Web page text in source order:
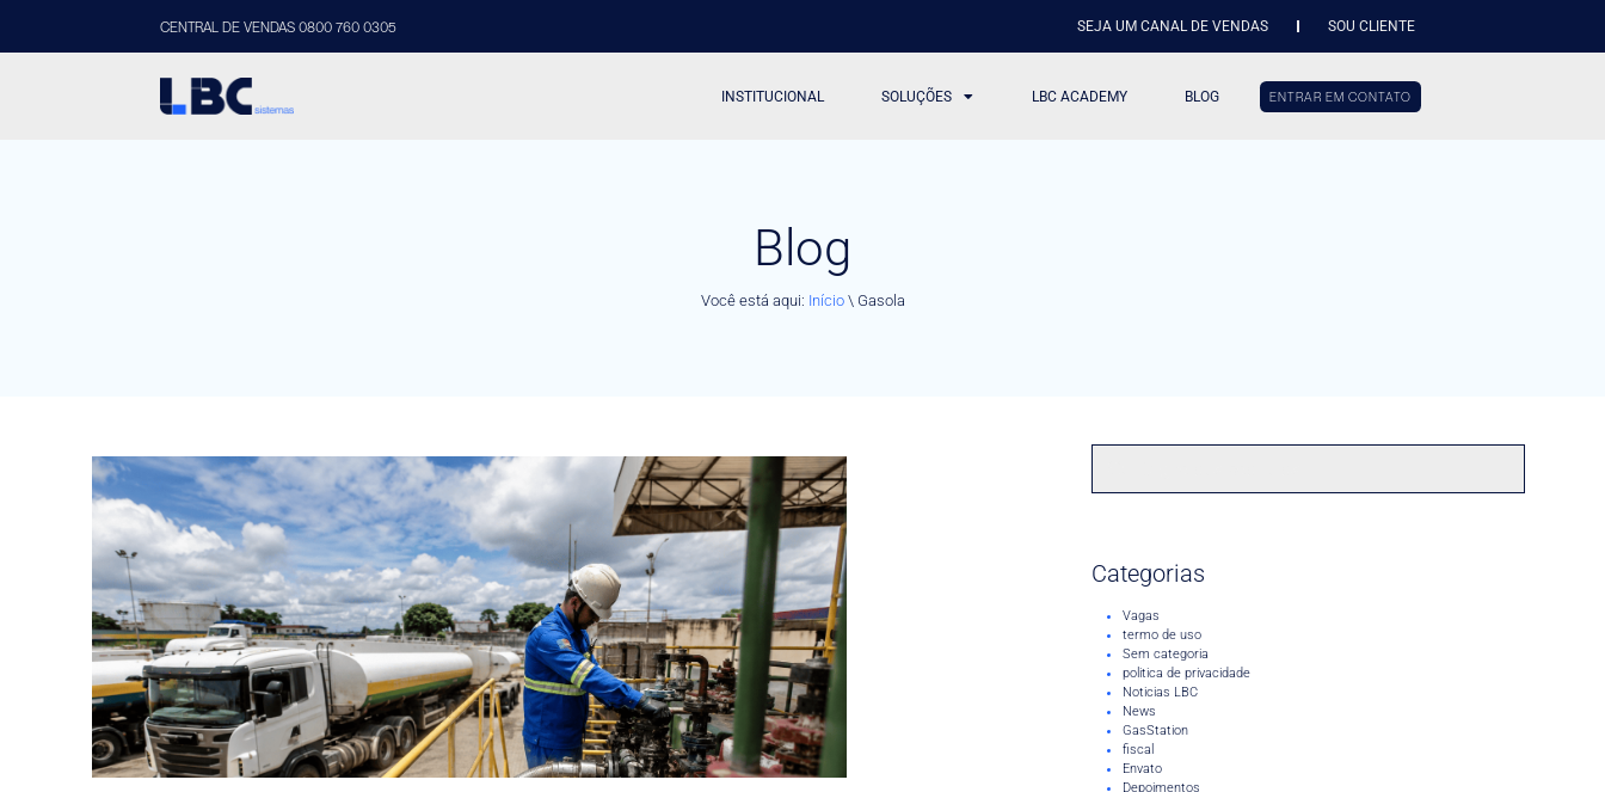
CENTRAL DE VENDAS 0800 760 0305 SEJA UM CANAL DE VENDAS SOU CLIENTE
INSTITUCIONAL SOLUÇÕES LBC ACADEMY BLOG ENTRAR EM CONTATO
Blog
Você está aqui: Início\ Gasola
Categorias
Vagas
termo de uso
Sem categoria
politica de privacidade
Noticias LBC
News
GasStation
fiscal
Envato
Depoimentos